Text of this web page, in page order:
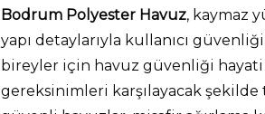
Bodrum Polyester Havuz, kaymaz
yapı detaylarıyla kullanıcı
bireyler için havuz güvenliği hayati
gereksinimleri karşılayacak şekilde